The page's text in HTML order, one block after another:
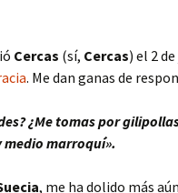
Cercas (sí, Cercas) el 2
. Me dan ganas de
¿Me tomas por
medio marroquí».
, me ha dolido más